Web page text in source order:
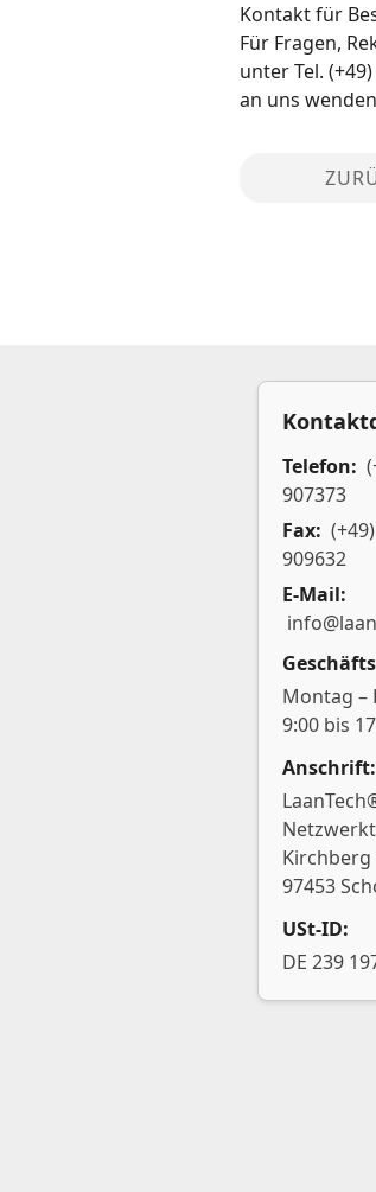
Kontakt für
Für Fragen,
unter Tel.
an uns
Telefon:
907373
Fax:
909632
E-Mail:
Montag –
9:00 bis
Anschrift:
Kirchberg
97453
USt-ID:
DE 239